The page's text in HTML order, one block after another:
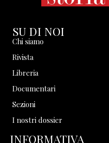
SU DI NOI
Chi siamo
Rivista
Libreria
Documentari
Sezioni
I nostri dossier
INFORMATIVA